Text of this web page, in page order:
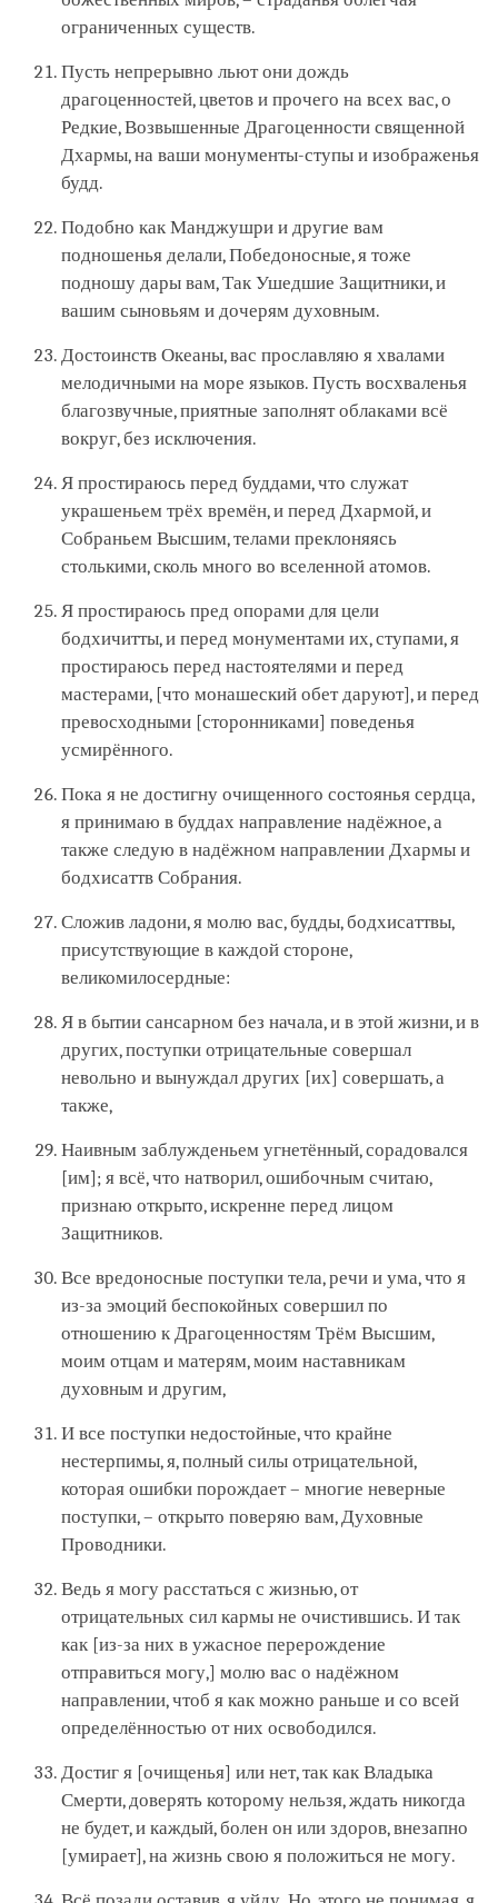
ограниченных существ.
Пусть непрерывно льют они дождь
драгоценностей, цветов и прочего на всех вас, о
Редкие, Возвышенные Драгоценности священной
Дхармы, на ваши монументы-ступы и изображенья
будд.
Подобно как Манджушри и другие вам
подношенья делали, Победоносные, я тоже
подношу дары вам, Так Ушедшие Защитники, и
вашим сыновьям и дочерям духовным.
Достоинств Океаны, вас прославляю я хвалами
мелодичными на море языков. Пусть восхваленья
благозвучные, приятные заполнят облаками всё
вокруг, без исключения.
Я простираюсь перед буддами, что служат
украшеньем трёх времён, и перед Дхармой, и
Собраньем Высшим, телами преклоняясь
столькими, сколь много во вселенной атомов.
Я простираюсь пред опорами для цели
бодхичитты, и перед монументами их, ступами, я
простираюсь перед настоятелями и перед
мастерами, [что монашеский обет даруют], и перед
превосходными [сторонниками] поведенья
усмирённого.
Пока я не достигну очищенного состоянья сердца,
я принимаю в буддах направление надёжное, а
также следую в надёжном направлении Дхармы и
бодхисаттв Собрания.
Сложив ладони, я молю вас, будды, бодхисаттвы,
присутствующие в каждой стороне,
великомилосердные:
Я в бытии сансарном без начала, и в этой жизни, и в
других, поступки отрицательные совершал
невольно и вынуждал других [их] совершать, а
также,
Наивным заблужденьем угнетённый, сорадовался
[им]; я всё, что натворил, ошибочным считаю,
признаю открыто, искренне перед лицом
Защитников.
Все вредоносные поступки тела, речи и ума, что я
из-за эмоций беспокойных совершил по
отношению к Драгоценностям Трём Высшим,
моим отцам и матерям, моим наставникам
духовным и другим,
И все поступки недостойные, что крайне
нестерпимы, я, полный силы отрицательной,
которая ошибки порождает – многие неверные
поступки, – открыто поверяю вам, Духовные
Проводники.
Ведь я могу расстаться с жизнью, от
отрицательных сил кармы не очистившись. И так
как [из-за них в ужасное перерождение
отправиться могу,] молю вас о надёжном
направлении, чтоб я как можно раньше и со всей
определённостью от них освободился.
Достиг я [очищенья] или нет, так как Владыка
Смерти, доверять которому нельзя, ждать никогда
не будет, и каждый, болен он или здоров, внезапно
[умирает], на жизнь свою я положиться не могу.